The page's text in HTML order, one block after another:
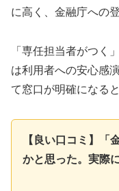
に高く、金融庁への
「専任担当者がつく
は利用者への安心感
て窓口が明確になる
【良い口コミ】「
かと思った。実際